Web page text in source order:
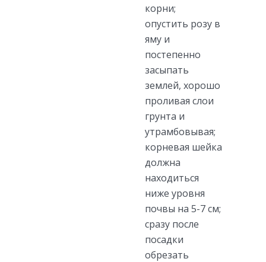
корни;
опустить розу в
яму и
постепенно
засыпать
землей, хорошо
проливая слои
грунта и
утрамбовывая;
корневая шейка
должна
находиться
ниже уровня
почвы на 5-7 см;
сразу после
посадки
обрезать